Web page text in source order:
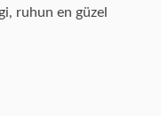
ruhun en güzel